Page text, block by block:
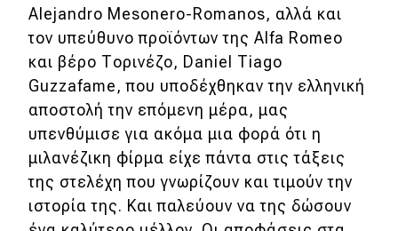
Alejandro Mesonero-Romanos, αλλά και
τον υπεύθυνο προϊόντων της Alfa Romeo
και βέρο Τορινέζο, Daniel Tiago
Guzzafame, που υποδέχθηκαν την ελληνική
αποστολή την επόμενη μέρα, μας
υπενθύμισε για ακόμα μια φορά ότι η
μιλανέζικη φίρμα είχε πάντα στις τάξεις
της στελέχη που γνωρίζουν και τιμούν την
ιστορία της. Και παλεύουν να της δώσουν